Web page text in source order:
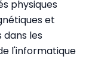
physiques
et
les
l'informatique